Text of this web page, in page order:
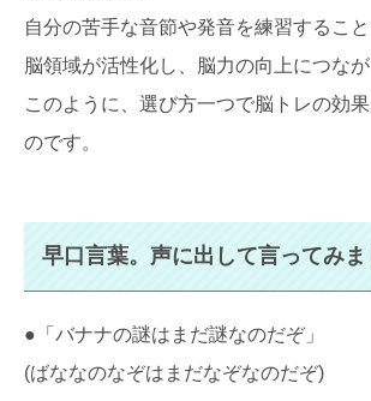
自分の苦手な音節や発音を練習するこ
脳領域が活性化し、脳力の向上につなが
このように、選び方一つで脳トレの効
のです。
早口言葉。声に出して言ってみま
●「バナナの謎はまだ謎なのだぞ」
(ばななのなぞはまだなぞなのだぞ)